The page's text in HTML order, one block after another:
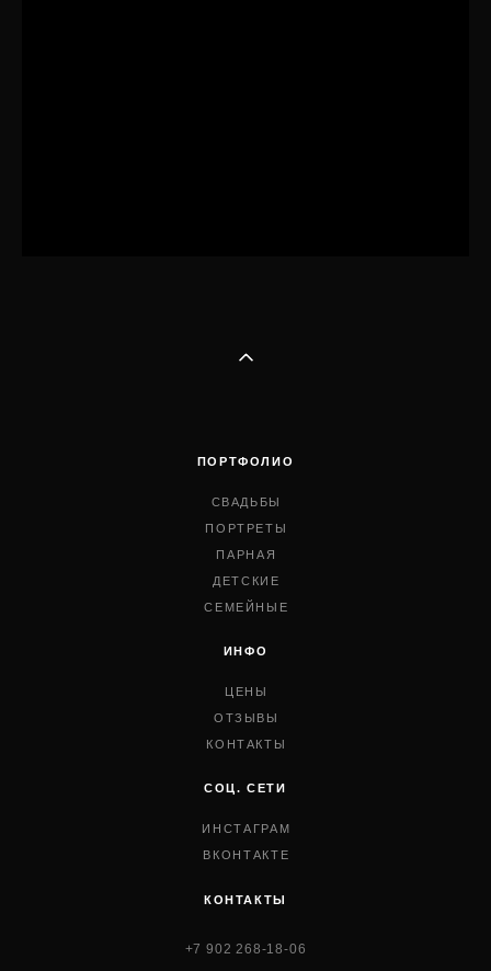
ПОРТФОЛИО
СВАДЬБЫ
ПОРТРЕТЫ
ПАРНАЯ
ДЕТСКИЕ
СЕМЕЙНЫЕ
ИНФО
ЦЕНЫ
ОТЗЫВЫ
КОНТАКТЫ
СОЦ. СЕТИ
ИНСТАГРАМ
ВКОНТАКТЕ
КОНТАКТЫ
+7 902 268-18-06